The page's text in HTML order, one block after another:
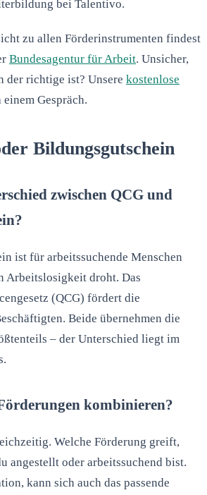
bei Talentivo.
zu allen Förderinstrumenten findest
Bundesagentur für Arbeit. Unsicher,
der richtige ist? Unsere kostenlose
Gespräch.
Bildungsgutschein
zwischen QCG und
ist für arbeitssuchende Menschen
Arbeitslosigkeit droht. Das
(QCG) fördert die
Beide übernehmen die
– der Unterschied liegt im
kombinieren?
Welche Förderung greift,
angestellt oder arbeitssuchend bist.
kann sich auch das passende